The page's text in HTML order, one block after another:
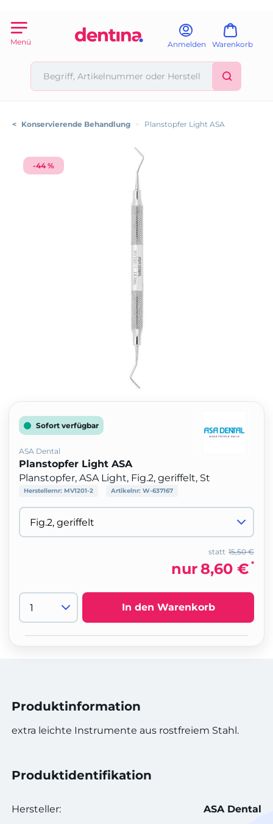
Menü Anmelden Warenkorb
< Konservierende Behandlung > Planstopfer Light ASA
-44 %
Sofort verfügbar
ASA Dental
Planstopfer Light ASA
Planstopfer, ASA Light, Fig.2, geriffelt, St
Herstellernr: MV1201-2 Artikelnr: W-637167
15,50 €
statt
nur 8,60 € *
In den Warenkorb
Produktinformation
extra leichte Instrumente aus rostfreiem Stahl.
Produktidentifikation
Hersteller: ASA Dental